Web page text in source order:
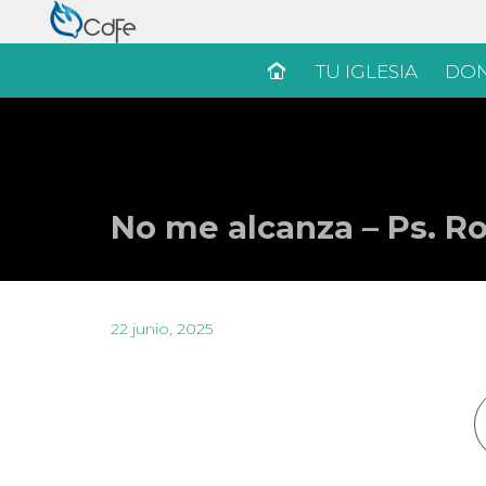
TU IGLESIA
No me alcanza – Ps.
22 junio, 2025